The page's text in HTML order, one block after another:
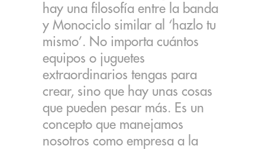
hay una filosofía entre la banda
y Monociclo similar al ‘hazlo tu
mismo’. No importa cuántos
equipos o juguetes
extraordinarios tengas para
crear, sino que hay unas cosas
que pueden pesar más. Es un
concepto que manejamos
nosotros como empresa a la